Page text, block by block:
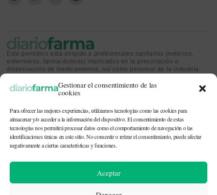
Gestionar el consentimiento de las
cookies
Para ofrecer las mejores experiencias, utilizamos tecnologías como las cookies para
almacenar y/o acceder a la información del dispositivo. El consentimiento de estas
tecnologías nos permitirá procesar datos como el comportamiento de navegación o las
identificaciones únicas en este sitio. No consentir o retirar el consentimiento, puede afectar
negativamente a ciertas características y funciones.
Aceptar
Este periódico está dirigido a profesionales sanitarios (médicos,
enfermeros, farmacéuticos) implicados en la prescripción o
dispensación de medicamentos, así como personal de la industria
sanitaria.
CONTACTO Y QUIÉNES SOMOS|POLÍTICA DE COOKIES|POLÍTICA DE
© 2026. Todos los derechos reservados. |
| Recursos
fotográficos: depositphotos